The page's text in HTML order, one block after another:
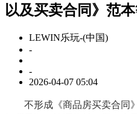
以及买卖合同》范
LEWIN乐玩-(中国)
-
-
2026-04-07 05:04
不形成《商品房买卖合同》